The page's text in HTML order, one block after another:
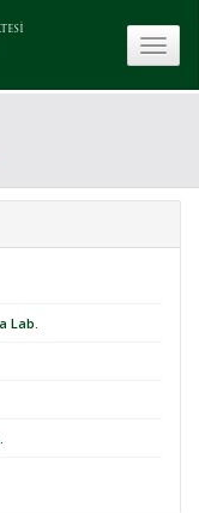
Lab.